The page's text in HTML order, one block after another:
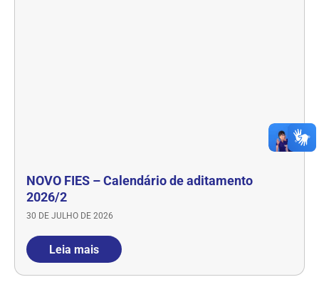
NOVO FIES – Calendário de aditamento
2026/2
30 DE JULHO DE 2026
Leia mais